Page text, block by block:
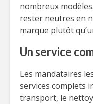
nombreux
rester neutres en
marque plutôt
Un service
Les mandataires
services complets
transport, le